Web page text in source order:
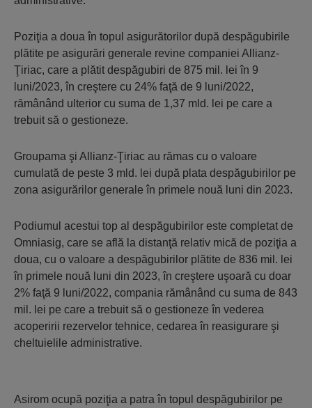
Poziţia a doua în topul asigurătorilor după despăgubirile
plătite pe asigurări generale revine companiei Allianz-
Ţiriac, care a plătit despăgubiri de 875 mil. lei în 9
luni/2023, în creştere cu 24% faţă de 9 luni/2022,
rămânând ulterior cu suma de 1,37 mld. lei pe care a
trebuit să o gestioneze.
Groupama şi Allianz-Ţiriac au rămas cu o valoare
cumulată de peste 3 mld. lei după plata despăgubirilor pe
zona asigurărilor generale în primele nouă luni din 2023.
Podiumul acestui top al despăgubirilor este completat de
Omniasig, care se află la distanţă relativ mică de poziţia a
doua, cu o valoare a despăgubirilor plătite de 836 mil. lei
în primele nouă luni din 2023, în creştere uşoară cu doar
2% faţă 9 luni/2022, compania rămânând cu suma de 843
mil. lei pe care a trebuit să o gestioneze în vederea
acoperirii rezervelor tehnice, cedarea în reasigurare şi
cheltuielile administrative.
Asirom ocupă poziţia a patra în topul despăgubirilor pe